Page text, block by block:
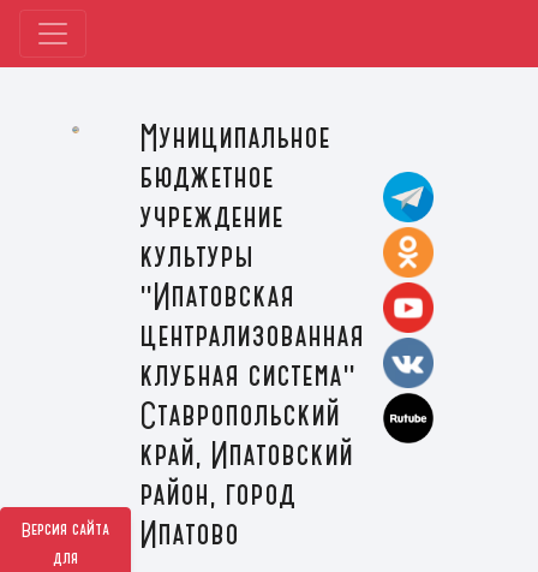
Версия сайта
для
Муниципальное
бюджетное
учреждение
культуры
"Ипатовская
централизованная
клубная система"
Ставропольский
край, Ипатовский
район, город
Ипатово